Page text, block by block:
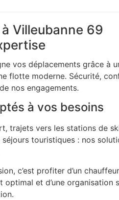
Villeubanne 69
vos déplacements grâce à
flotte moderne. Sécurité,
nos engagements.
à vos besoins
trajets vers les stations de
séjours touristiques : nos
c’est profiter d’un chauffeur
optimal et d’une organisation